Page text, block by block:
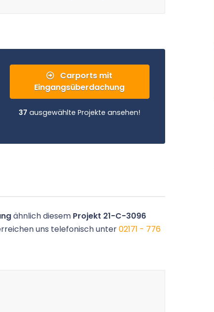
Carports mit
Eingangsüberdachung
37 ausgewählte Projekte ansehen!
ähnlich diesem Projekt 21-C-3096
uns telefonisch unter02171 - 776